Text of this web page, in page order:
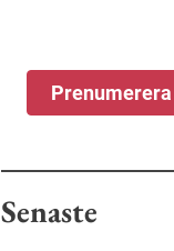
Prenumerera
Senaste